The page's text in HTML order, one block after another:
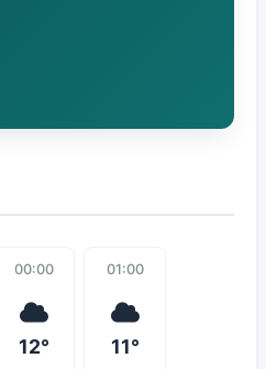
00:00
12°
01:00
11°